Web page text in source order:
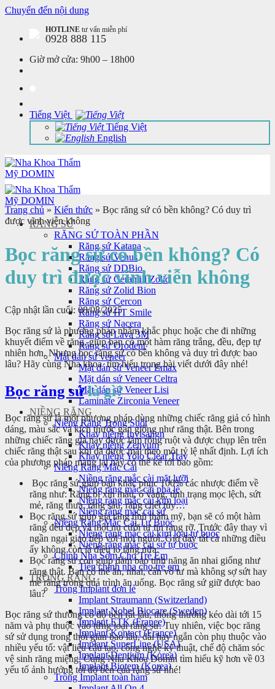
Chuyển đến nội dung
HOTLINE tư vấn miễn phí
0928 888 115
Giờ mở cửa: 9h00 – 18h00
Tiếng Việt
Tiếng Việt
English
RĂNG SỨ
RĂNG SỨ TOÀN PHẦN
Răng sứ Katana
Răng sứ Venus
Răng sứ DDBio
Răng sứ Ceramill Zolid
Răng sứ Zolid Bion
Răng sứ Cercon
Răng sứ HT Smile
Răng sứ Nacera
Răng sứ Lava 3M
Răng sứ Orodent
Mặt dán sứ veneer
Mặt dán sứ Veneer Emax
Mặt dán sứ Veneer Celtra
Mặt dán sứ Veneer Lisi
Laminate Zirconia Veneer
NIỀNG RĂNG
Niềng Răng Trong Suốt
Khay niềng Invisalign
Khay niềng Zenyum
Khay niềng Yolo Clear Tray
Niềng Răng Mắc Cài
Niềng răng mắc cài mặt lưỡi
Niềng răng mắc cài pha lê
Niềng răng mắc cài kim loại
Niềng răng mắc cài sứ
Niềng Răng Mắc Cài Tự Buộc
Niềng răng mắc cài kim loại tự buộc
Niềng răng mắc cài sứ tự buộc
Chỉnh Nha Sớm Cho Trẻ Em
Tiền chỉnh nha cho trẻ em
TRỒNG RĂNG
Trồng Implant đơn lẻ
Implant Straumann (Switzerland)
Implant Nobel Biocare (Sweden)
Implant ETK (France)
Implant Kontact (France)
Implant SuperLine (USA)
Implant Dentium (Korea)
Implant Biotem (Korea)
Trồng Implant toàn hàm
Trang chủ » Kiến thức » Bọc răng sứ có bền không? Có duy trì
được vĩnh viễn không
Bọc răng sứ có bền không? Có
duy trì được vĩnh viễn không
Cập nhật lần cuối: 08/08/2025
Bọc răng sứ là phương pháp nhằm khắc phục hoặc che đi những
khuyết điểm về răng, giúp bạn có một hàm răng trắng, đều, đẹp tự
nhiên hơn. Nhưng bọc răng sứ có bền không và duy trì được bao
lâu? Hãy cùng Nha khoa tìm hiểu trong bài viết dưới đây nhé!
Bọc răng sứlà gì?
Bọc răng sứ là một phương pháp dùng những chiếc răng giả có hình
dáng, màu sắc và kích thước gần giống như răng thật. Bên trong
những chiếc răng giả này được làm rỗng ruột và được chụp lên trên
chiếc răng thật sau khi đã được mài theo một tỷ lệ nhất định. Lợi ích
của phương pháp mang lại này có thể kể tới bao gồm:
Bọc răng sứ giúp bạn khắc phục 100% các nhược điểm về
răng như: Răng bị xỉn màu, ố vàng, tình trạng mọc lệch, sứt
mẻ, răng thưa, răng sâu, răng chết tủy…
Bọc răng sứ giúp gia tăng tính thẩm mỹ, bạn sẽ có một hàm
răng đều đẹp và một nụ cười tự tin rạng rỡ. Trước đây thay vì
ngần ngại giao tiếp với mọi người. Giờ đây tất cả những điều
ấy không còn là điều lo lắng nữa.
Bọc răng sứ còn giúp đảm bảo tính năng ăn nhai giống như
răng thật. Bạn có thể ăn, nhai, cắn vô tư mà không sợ sứt hay
mẻ răng trong quá trình ăn uống. Bọc răng sứ giữ được bao
lâu?
Bọc răng sứ thường có độ bền rất lâu, thông thường kéo dài tới 15
năm và phụ thuộc vào từng loại răng sứ. Tuy nhiên, việc bọc răng
sứ sử dụng trong thời gian bao lâu, dài hay ngắn còn phụ thuộc vào
nhiều yếu tố: vật liệu cấu tạo, công nghệ kỹ thuật, chế độ chăm sóc
vệ sinh răng miệng. Cùng Nha Khoa Domin tìm hiểu kỹ hơn về 03
yếu tố ảnh hưởng tới độ bền của răng sứ nhé!